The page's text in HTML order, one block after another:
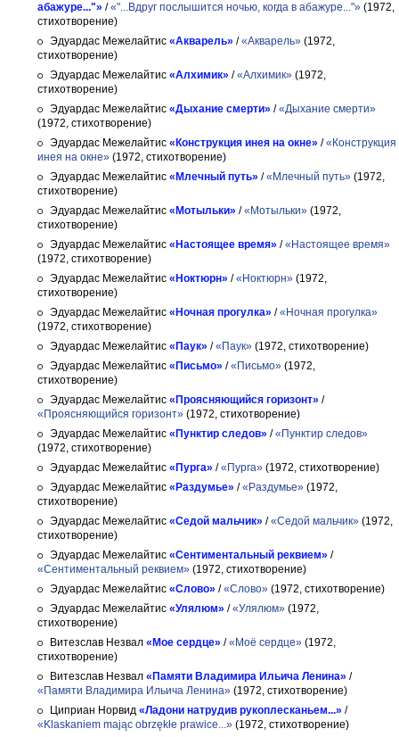
абажуре..."» /«"...Вдруг послышится ночью, когда в абажуре..."» (1972,
стихотворение)
Эдуардас Межелайтис «Акварель» /«Акварель» (1972,
стихотворение)
Эдуардас Межелайтис «Алхимик» /«Алхимик» (1972,
стихотворение)
Эдуардас Межелайтис «Дыхание смерти» /«Дыхание смерти»
(1972, стихотворение)
Эдуардас Межелайтис «Конструкция инея на окне» /«Конструкция
инея на окне» (1972, стихотворение)
Эдуардас Межелайтис «Млечный путь» /«Млечный путь» (1972,
стихотворение)
Эдуардас Межелайтис «Мотыльки» /«Мотыльки» (1972,
стихотворение)
Эдуардас Межелайтис «Настоящее время» /«Настоящее время»
(1972, стихотворение)
Эдуардас Межелайтис «Ноктюрн» /«Ноктюрн» (1972,
стихотворение)
Эдуардас Межелайтис «Ночная прогулка» /«Ночная прогулка»
(1972, стихотворение)
Эдуардас Межелайтис «Паук» /«Паук» (1972, стихотворение)
Эдуардас Межелайтис «Письмо» /«Письмо» (1972,
стихотворение)
Эдуардас Межелайтис «Проясняющийся горизонт» /
«Проясняющийся горизонт» (1972, стихотворение)
Эдуардас Межелайтис «Пунктир следов» /«Пунктир следов»
(1972, стихотворение)
Эдуардас Межелайтис «Пурга» /«Пурга» (1972, стихотворение)
Эдуардас Межелайтис «Раздумье» /«Раздумье» (1972,
стихотворение)
Эдуардас Межелайтис «Седой мальчик» /«Седой мальчик» (1972,
стихотворение)
Эдуардас Межелайтис «Сентиментальный реквием» /
«Сентиментальный реквием» (1972, стихотворение)
Эдуардас Межелайтис «Слово» /«Слово» (1972, стихотворение)
Эдуардас Межелайтис «Улялюм» /«Улялюм» (1972,
стихотворение)
Витезслав Незвал «Мое сердце» /«Моё сердце» (1972,
стихотворение)
Витезслав Незвал «Памяти Владимира Ильича Ленина» /
«Памяти Владимира Ильича Ленина» (1972, стихотворение)
Циприан Норвид «Ладони натрудив рукоплесканьем...» /
«Klaskaniem mając obrzękłe prawice...» (1972, стихотворение)